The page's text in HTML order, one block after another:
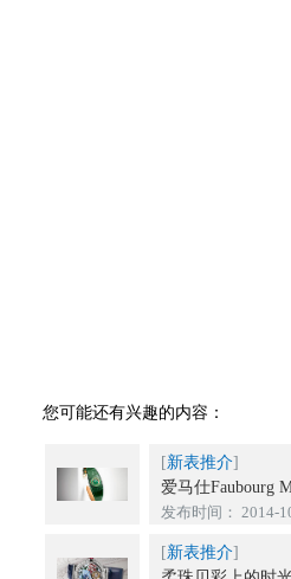
您可能还有兴趣的内容：
[新表推介]
爱马仕Faubourg
发布时间： 2014-
[新表推介]